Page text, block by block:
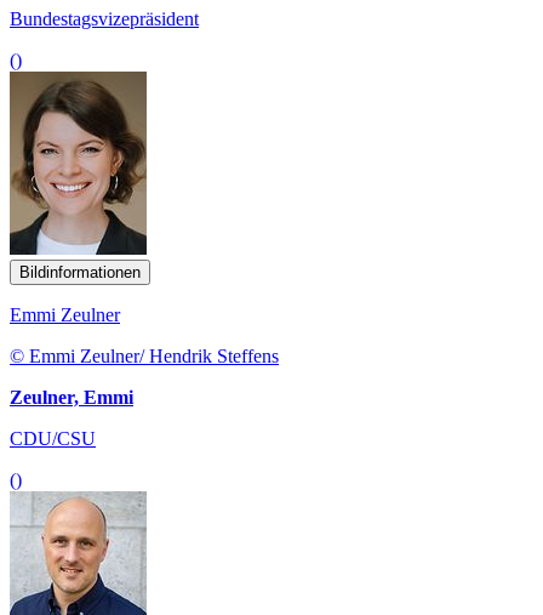
Bundestagsvizepräsident
()
Bildinformationen
Emmi Zeulner
© Emmi Zeulner/ Hendrik Steffens
Zeulner, Emmi
CDU/CSU
()